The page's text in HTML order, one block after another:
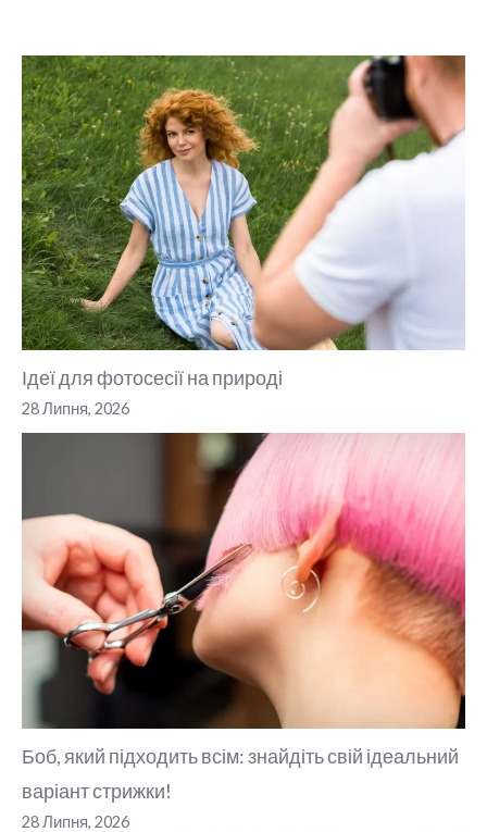
Ідеї для фотосесії на природі
28 Липня, 2026
Боб, який підходить всім: знайдіть свій ідеальний
варіант стрижки!
28 Липня, 2026